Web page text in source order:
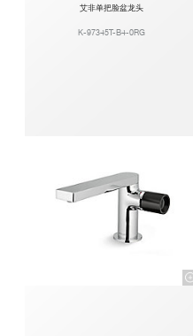
艾非单把脸盆龙头
K-97345T-B4-0RG